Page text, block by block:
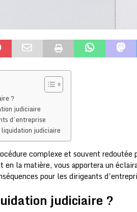
?
judiciaire
d’entreprise
judiciaire
complexe et souvent redoutée
en la matière, vous apportera un
pour les dirigeants
judiciaire ?